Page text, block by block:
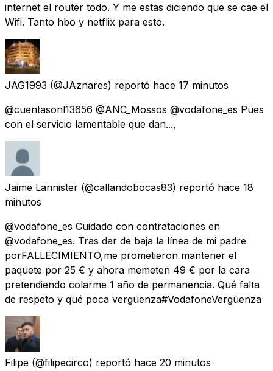
internet el router todo. Y me estas diciendo que se cae el
Wifi. Tanto hbo y netflix para esto.
JAG1993 (@JAznares) reportó hace 17 minutos
@cuentasonl13656 @ANC_Mossos @vodafone_es Pues
con el servicio lamentable que dan...,
Jaime Lannister (@callandobocas83) reportó hace 18
minutos
@vodafone_es Cuidado con contrataciones en
@vodafone_es. Tras dar de baja la línea de mi padre
porFALLECIMIENTO,me prometieron mantener el
paquete por 25 € y ahora memeten 49 € por la cara
pretendiendo colarme 1 año de permanencia. Qué falta
de respeto y qué poca vergüenza#VodafoneVergüenza
Filipe (@filipecirco) reportó hace 20 minutos